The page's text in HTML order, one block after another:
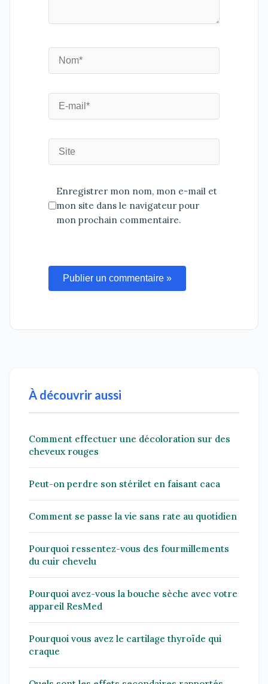
Enregistrer mon nom, mon e-mail et
mon site dans le navigateur pour
mon prochain commentaire.
Publier un commentaire »
À découvrir aussi
Comment effectuer une décoloration sur des
cheveux rouges
Peut-on perdre son stérilet en faisant caca
Comment se passe la vie sans rate au quotidien
Pourquoi ressentez-vous des fourmillements
du cuir chevelu
Pourquoi avez-vous la bouche sèche avec votre
appareil ResMed
Pourquoi vous avez le cartilage thyroïde qui
craque